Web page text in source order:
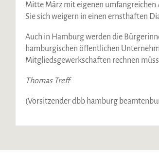
Mitte März mit eigenen umfangreichen
Sie sich weigern in einen ernsthaften
Auch in Hamburg werden die
hamburgischen öffentlichen
Mitgliedsgewerkschaften rechnen
Thomas Treff
(Vorsitzender dbb hamburg